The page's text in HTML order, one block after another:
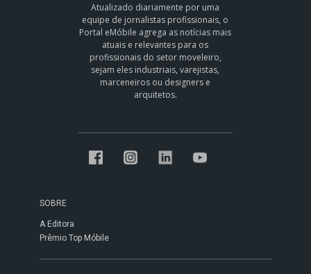
Atualizado diariamente por uma
equipe de jornalistas profissionais, o
Portal eMóbile agrega as notícias mais
atuais e relevantes para os
profissionais do setor moveleiro,
sejam eles industriais, varejistas,
marceneiros ou designers e
arquitetos.
SOBRE
A Editora
Prêmio Top Móbile